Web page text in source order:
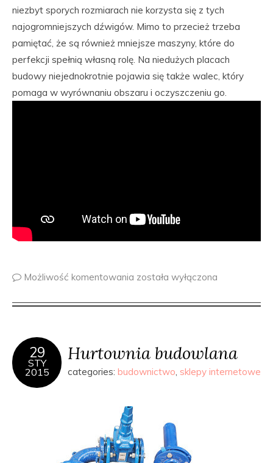
niezbyt sporych rozmiarach nie korzysta się z tych
najogromniejszych dźwigów. Mimo to przecież trzeba
pamiętać, że są również mniejsze maszyny, które do
perfekcji spełnią własną rolę. Na niedużych placach
budowy niejednokrotnie pojawia się także walec, który
pomaga w wyrównaniu obszaru i oczyszczeniu go.
Możliwość komentowania została wyłączona
29
STY
2015
Hurtownia budowlana
categories: budownictwo sklepy internetowe